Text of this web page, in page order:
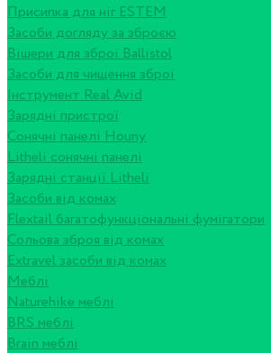
Присипка для ніг ESTEM
Засоби догляду за зброєю
Вішери для зброї Ballistol
Засоби для чищення зброї
Інструмент Real Avid
Зарядні пристрої
Сонячні панелі Houny
Litheli сонячні панелі
Зарядні станції Litheli
Засоби від комах
Flextail багатофункціональні фумігатори
Сольова зброя від комах
Extravel засоби від комах
Меблі
Naturehike меблі
BRS меблі
Brain меблі